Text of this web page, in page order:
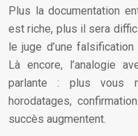
Plus la documentation
est riche, plus il sera
le juge d’une
Là encore, l’analogie
parlante : plus vous
horodatages,
succès augmentent.